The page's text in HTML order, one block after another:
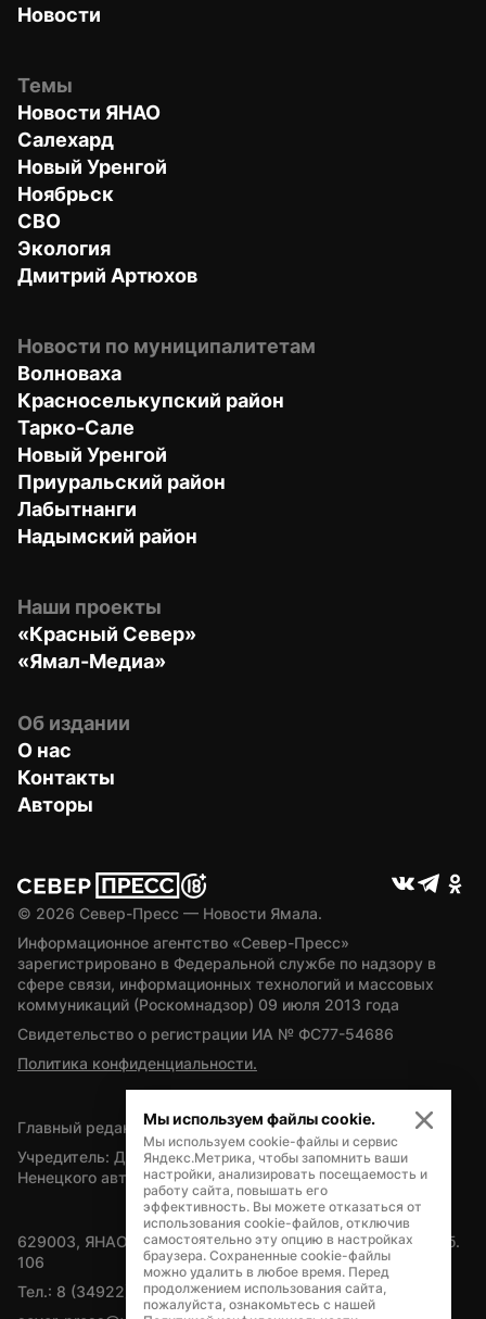
Новости
Темы
Новости ЯНАО
Салехард
Новый Уренгой
Ноябрьск
СВО
Экология
Дмитрий Артюхов
Новости по муниципалитетам
Волноваха
Красноселькупский район
Тарко-Сале
Новый Уренгой
Приуральский район
Лабытнанги
Надымский район
Наши проекты
«Красный Север»
«Ямал-Медиа»
Об издании
О нас
Контакты
Авторы
© 2026 Север-Пресс — Новости Ямала.
Информационное агентство «Север-Пресс»
зарегистрировано в Федеральной службе по надзору в
сфере связи, информационных технологий и массовых
коммуникаций (Роскомнадзор) 09 июля 2013 года
Свидетельство о регистрации ИА № ФС77-54686
Политика конфиденциальности.
Главный редактор — А.Л. Поздеев
Учредитель: Департамент внутренней политики Ямало-
Ненецкого автономного округа
629003, ЯНАО, Салехард, мкр. Богдана Кнунянца, д.1, каб.
106
Тел.: 8 (34922) 71262
Мы используем файлы cookie.
Мы используем cookie-файлы и сервис
Яндекс.Метрика, чтобы запомнить ваши
настройки, анализировать посещаемость и
работу сайта, повышать его
эффективность. Вы можете отказаться от
использования cookie-файлов, отключив
самостоятельно эту опцию в настройках
браузера. Сохраненные cookie-файлы
можно удалить в любое время. Перед
продолжением использования сайта,
пожалуйста, ознакомьтесь с нашей